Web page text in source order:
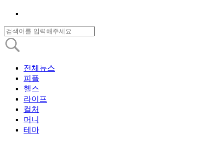
전체뉴스
피플
헬스
라이프
컬처
머니
테마